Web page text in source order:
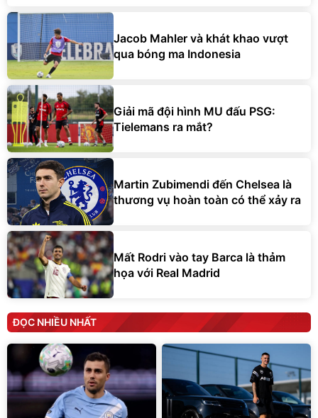
Jacob Mahler và khát khao vượt
qua bóng ma Indonesia
Giải mã đội hình MU đấu PSG:
Tielemans ra mắt?
Martin Zubimendi đến Chelsea là
thương vụ hoàn toàn có thể xảy ra
Mất Rodri vào tay Barca là thảm
họa với Real Madrid
ĐỌC NHIỀU NHẤT